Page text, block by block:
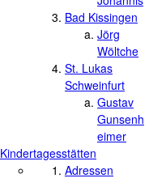
Bad Kissingen
Jörg
Wöltche
St. Lukas
Schweinfurt
Gustav
Gunsenh
eimer
Kindertagesstätten
Adressen